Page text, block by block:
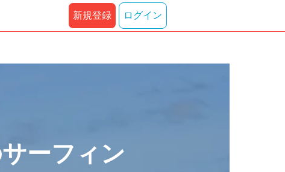
新規登録 ログイン
ーフィン